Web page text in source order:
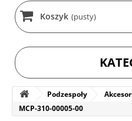
Koszyk (pusty)
Podzespoły
MCP-310-00005-00